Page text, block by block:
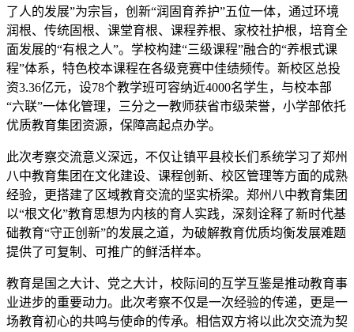
了人的发展”为宗旨，创新“润固育养护”五位一体，通过环境
润根、传统固根、课堂育根、课程养根、家校社护根，培育全
面发展的“有根之人”。学校构建“三级课程”融合的“养根式课
程”体系，特色校本课程在各级竞赛中佳绩频传。新校区总投
资3.36亿元，设78个教学班可容纳近4000名学生，与校本部
“六联”一体化管理，三分之一教师获省市级荣誉，小学部依托
优质教育集团资源，保障高起点办学。
此次考察交流意义深远，不仅让镇平县校长们系统学习了郑州
八中教育集团在文化建设、课程创新、校区管理等方面的成熟
经验，更搭建了区域教育交流的坚实桥梁。郑州八中教育集团
以“根文化”教育思想为内核的育人实践，深刻诠释了新时代基
础教育“守正创新”的发展之道，为破解教育优质均衡发展难题
提供了可复制、可推广的鲜活样本。
教育是国之大计、党之大计，校际间的互学互鉴是推动教育事
业进步的重要动力。此次考察不仅是一次经验的传递，更是一
场教育初心的共鸣与使命的传承。相信双方将以此次交流为契